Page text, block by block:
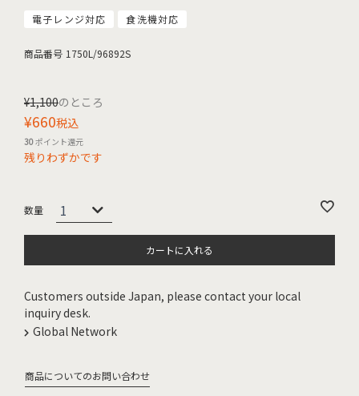
電子レンジ対応 食洗機対応
商品番号 1750L/96892S
¥1,100のところ
¥660税込
30ポイント還元
残りわずかです
カートに入れる
Customers outside Japan, please contact your local
inquiry desk.
Global Network
商品についてのお問い合わせ